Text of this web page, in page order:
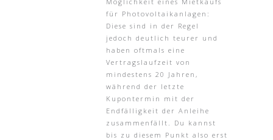
für Photovoltaikanlagen:
Diese sind in der Regel
jedoch deutlich teurer und
haben oftmals eine
Vertragslaufzeit von
mindestens 20 Jahren,
während der letzte
Kupontermin mit der
Endfälligkeit der Anleihe
zusammenfällt. Du kannst
bis zu diesem Punkt also erst